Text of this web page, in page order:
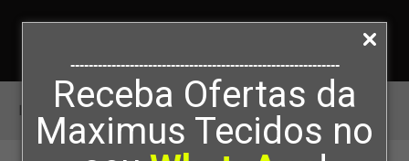
-----------------------------------------------------------
Receba Ofertas da
Maximus Tecidos no
Início>O tecido linho dominando a primavera!